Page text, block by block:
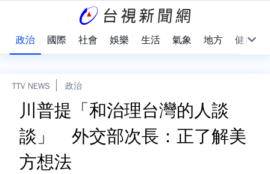
政治 國際 社會 娛樂 生活 氣象 地方 健康
TTV NEWS 政治
川普提「和治理台灣的人談
談」 外交部次長：正了解美
方想法